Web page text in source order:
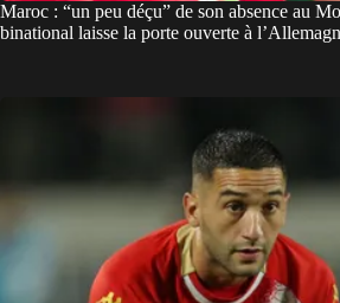
Maroc : “un peu déçu” de son absence au
binational laisse la porte ouverte à